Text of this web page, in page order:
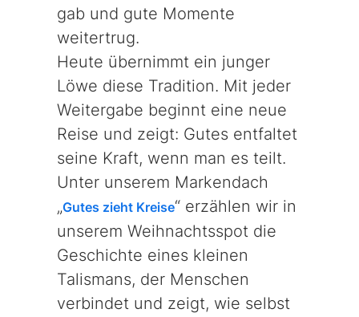
gab und gute Momente
weitertrug.
Heute übernimmt ein junger
Löwe diese Tradition. Mit jeder
Weitergabe beginnt eine neue
Reise und zeigt: Gutes entfaltet
seine Kraft, wenn man es teilt.
Unter unserem Markendach
„Gutes zieht Kreise“ erzählen wir in
unserem Weihnachtsspot die
Geschichte eines kleinen
Talismans, der Menschen
verbindet und zeigt, wie selbst